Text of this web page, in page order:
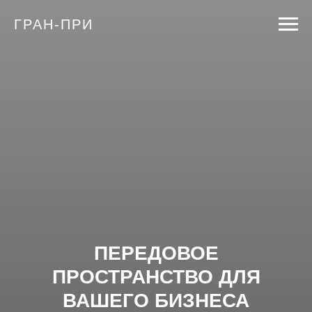
ГРАН-ПРИ
ПЕРЕДОВОЕ
ПРОСТРАНСТВО ДЛЯ
ВАШЕГО БИЗНЕСА